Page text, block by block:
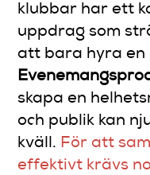
klubbar har ett
uppdrag som
att bara hyra en
skapa en
och publik kan
kväll. För att
effektivt krävs